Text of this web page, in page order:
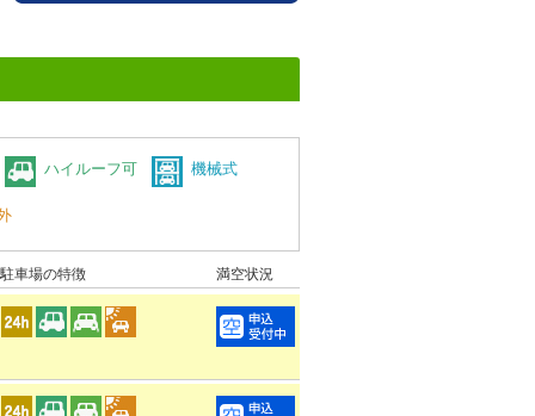
ハイルーフ可 機械式
駐車場の特徴 満空状況